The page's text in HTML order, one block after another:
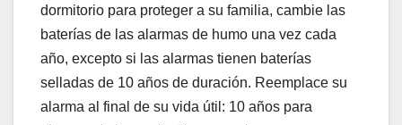
dormitorio para proteger a su familia, cambie las
baterías de las alarmas de humo una vez cada
año, excepto si las alarmas tienen baterías
selladas de 10 años de duración. Reemplace su
alarma al final de su vida útil: 10 años para